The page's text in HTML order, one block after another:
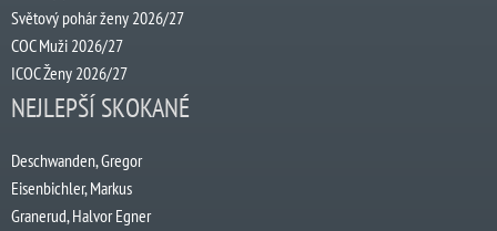
Světový pohár ženy 2026/27
COC Muži 2026/27
ICOC Ženy 2026/27
NEJLEPŠÍ SKOKANÉ
Deschwanden, Gregor
Eisenbichler, Markus
Granerud, Halvor Egner